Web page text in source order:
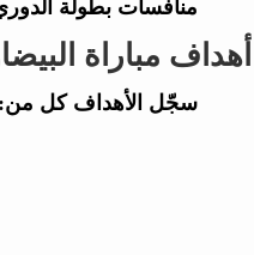
منافسات بطولة
أهداف مباراة
سجّل الأهداف كل من: